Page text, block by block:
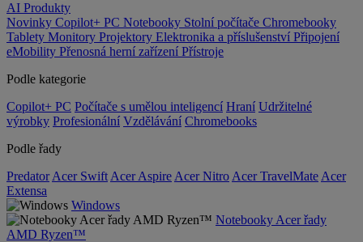
AI Produkty
Novinky Copilot+ PC Notebooky Stolní počítače Chromebooky
Tablety Monitory Projektory Elektronika a příslušenství Připojení
eMobility Přenosná herní zařízení Přístroje
Podle kategorie
Copilot+ PC Počítače s umělou inteligencí Hraní Udržitelné
výrobky Profesionální Vzdělávání Chromebooks
Podle řady
Predator Acer Swift Acer Aspire Acer Nitro Acer TravelMate Acer
Extensa
Windows
Notebooky Acer řady
AMD Ryzen™